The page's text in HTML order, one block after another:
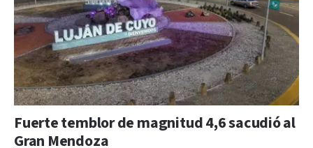
Fuerte temblor de magnitud 4,6 sacudió al
Gran Mendoza